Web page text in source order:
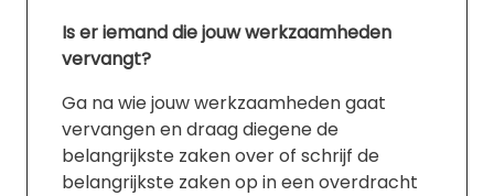
Is er iemand die jouw werkzaamheden
vervangt?
Ga na wie jouw werkzaamheden gaat
vervangen en draag diegene de
belangrijkste zaken over of schrijf de
belangrijkste zaken op in een overdracht